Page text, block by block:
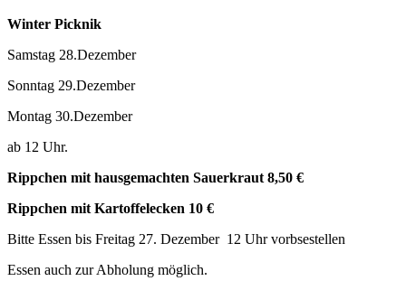
Winter Picknik
Samstag 28.Dezember
Sonntag 29.Dezember
Montag 30.Dezember
ab 12 Uhr.
Rippchen mit hausgemachten Sauerkraut 8,50 €
Rippchen mit Kartoffelecken 10 €
Bitte Essen bis Freitag 27. Dezember 12 Uhr vorbsestellen
Essen auch zur Abholung möglich.